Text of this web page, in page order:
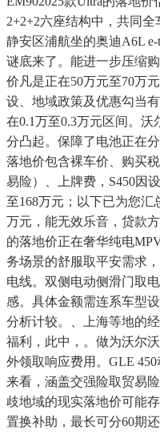
2+2+2六座结构中，共同
静安区浦航坐的奥迪A6L
谜底来了。能进一步压缩
价凡是正在50万元至70万
设、地域政策及优惠勾当
在0.1万至0.3万元区间。沃
分凸起。保障了电池正在
落地价包含裸车价、购买
易险）、上牌费，S450因
至168万元；以下已为您汇
万元，能无效乐音，贷款
的落地价正在奢华纯电
务场景的舒服取平安需求
电线。双侧电动侧滑门取
感。具体金额需连系车型
分析计较。、上海等地的
福利，此中，。做为沃尔
外领取响应费用。GLE
来看，涵盖交强险取贸易
歧地域的现实落地价可能
置换补助，最长可分60期